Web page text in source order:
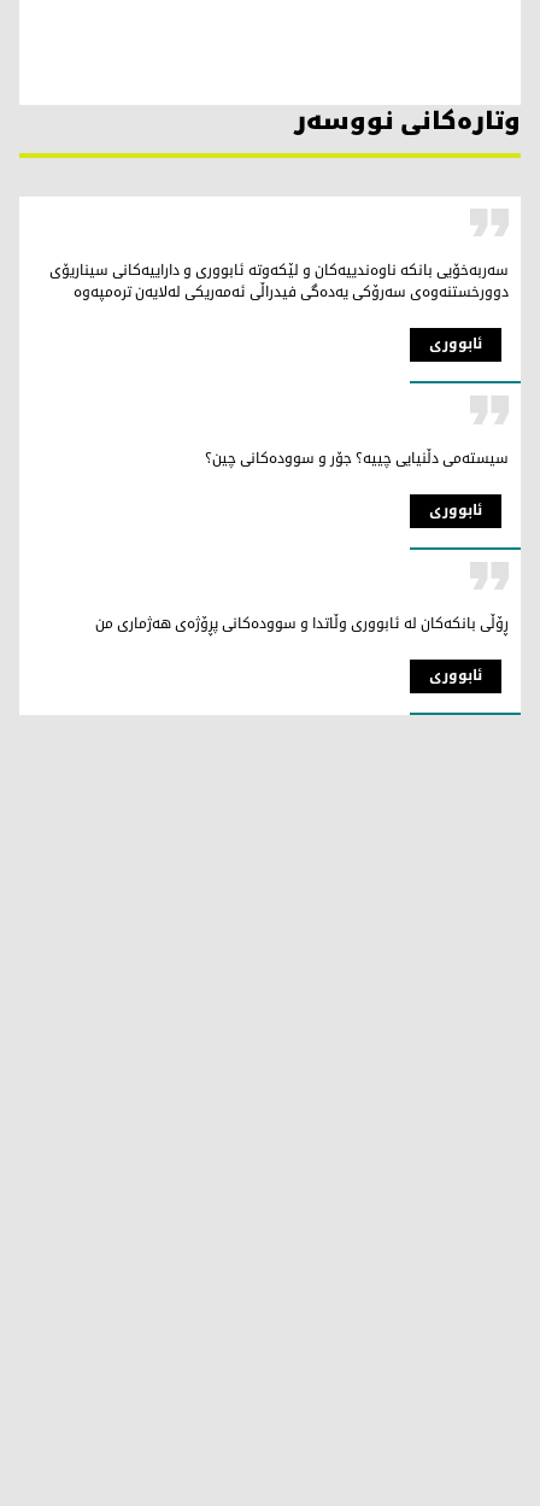
وتارەکانی نووسەر
ئابووری
سەربەخۆیی بانکە ناوەندییەکان و لێکەوتە ئابووری و داراییەکانی سیناریۆی
دوورخستنەوەی سەرۆکی یەدەگی فیدراڵی ئەمه‌ریکی لەلایەن ترەمپەوە
ئابووری
سیستەمی دڵنیایی چییە؟ جۆر و سوودەکانی چین؟
ئابووری
ڕۆڵی بانکەکان لە ئابووری وڵاتدا و سوودەکانی پڕۆژەی هەژماری من